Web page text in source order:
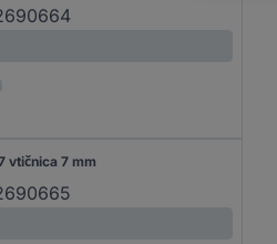
vtičnica 7 mm